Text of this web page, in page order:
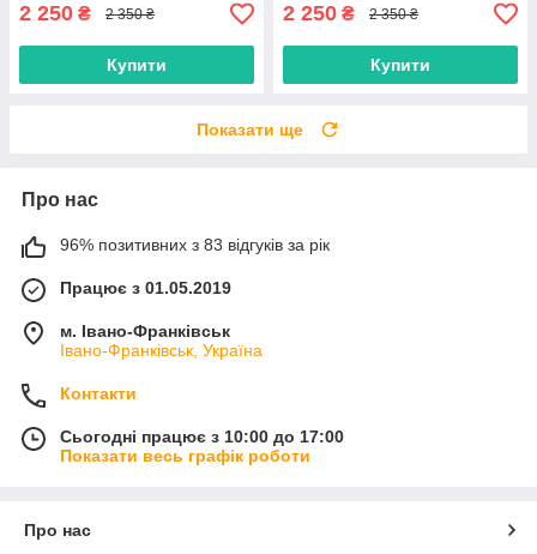
2 250 ₴ 2 350 ₴
Купити
2 250 ₴ 2 350 ₴
Купити
Показати ще
Про нас
96% позитивних з 83 відгуків за рік
Працює з 01.05.2019
м. Івано-Франківськ
Івано-Франківськ, Україна
Контакти
Сьогодні працює з 10:00 до 17:00
Показати весь графік роботи
Про нас